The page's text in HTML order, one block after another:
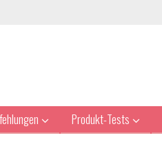
Produkt-Tests